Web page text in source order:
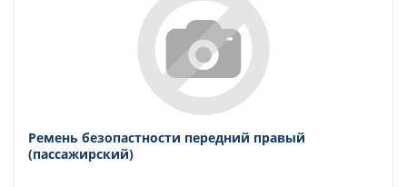
Ремень безопастности передний правый
(пассажирский)